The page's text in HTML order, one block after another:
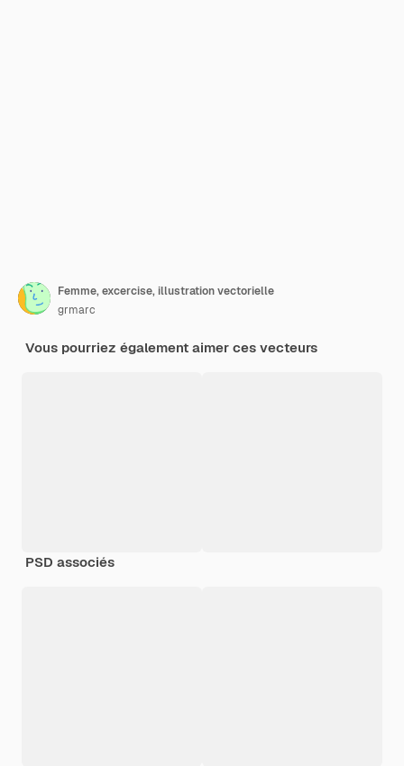
Femme, excercise, illustration vectorielle
grmarc
Vous pourriez également aimer ces vecteurs
PSD associés